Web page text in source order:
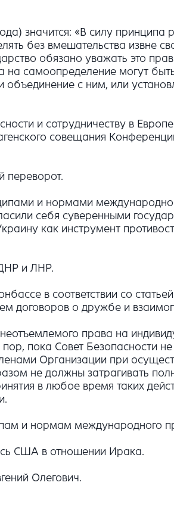
значится: «В силу
без вмешательства извне
обязано уважать это
самоопределение могут
с ним, или
и сотрудничеству в
совещания
переворот.
и нормами
себя суверенными
как инструмент
и ЛНР.
в соответствии со
договоров о дружбе и
неотъемлемого права на
пока Совет Безопасности
Организации при
не должны затрагивать
в любое время таких
и нормам международного
США в отношении Ирака.
Олегович.